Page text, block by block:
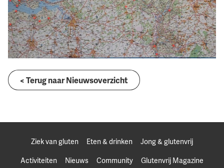
< Terug naar Nieuwsoverzicht
Ziek van gluten Eten & drinken
Jong & glutenvrij
Activiteiten
Nieuws Community
Glutenvrij Magazine